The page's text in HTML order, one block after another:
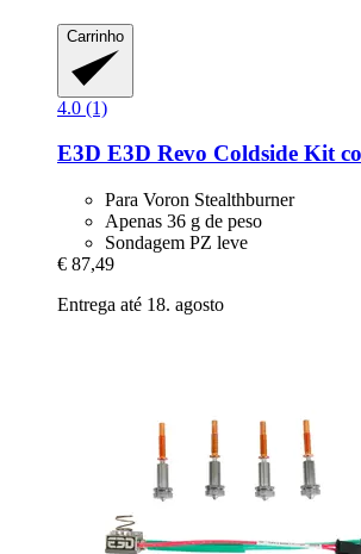
Carrinho
4.0 (1)
E3D E3D Revo Coldside Kit
Para Voron Stealthburner
Apenas 36 g de peso
Sondagem PZ leve
€ 87,49
Entrega até 18. agosto